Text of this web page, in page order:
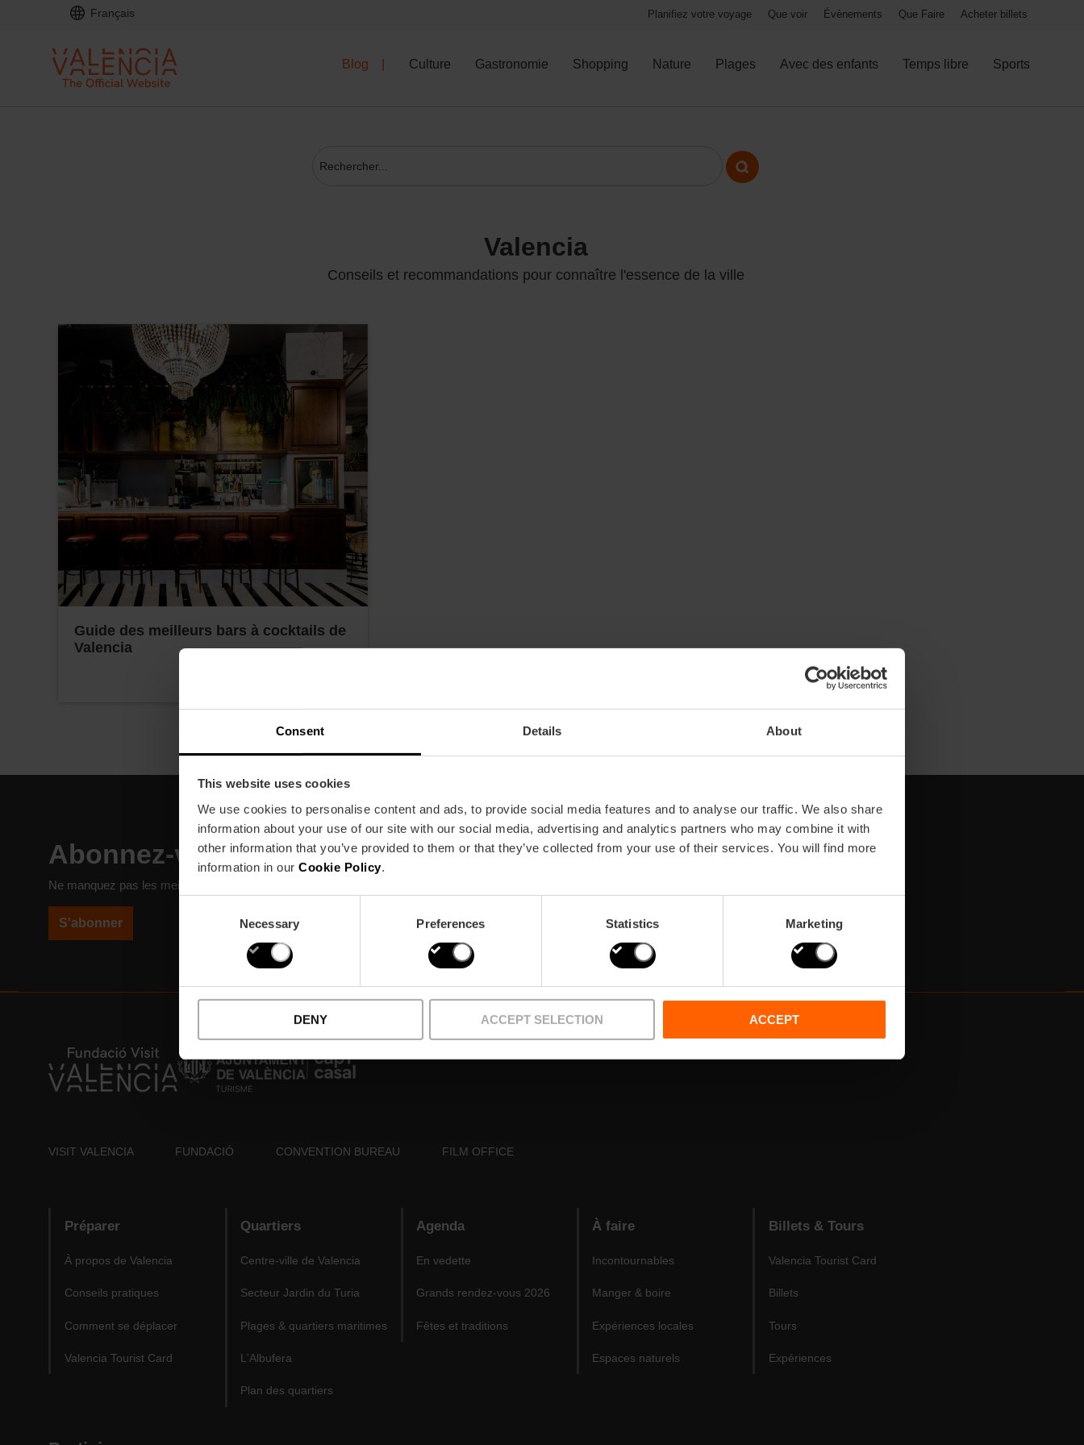
Consent Details About
This website uses cookies
We use cookies to personalise content and ads, to provide social media features and to analyse our traffic. We also share
information about your use of our site with our social media, advertising and analytics partners who may combine it with
other information that you’ve provided to them or that they’ve collected from your use of their services. You will find more
information in our Cookie Policy
Necessary Preferences Statistics Marketing
DENY ACCEPT SELECTION ACCEPT
Français Planifiez votre voyage Que voir Évènements Que Faire Acheter billets
Blog Culture Gastronomie Shopping Nature Plages Avec des enfants Temps libre Sports
valencia
Conseils et recommandations pour connaître l'essence de la ville
Guide des meilleurs bars à cocktails de
Valencia
Abonnez-vous à notre Newsletter!
Ne manquez pas les meilleurs plans à Valencia!
S'abonner
VISIT VALENCIA FUNDACIÓ CONVENTION BUREAU FILM OFFICE
Préparer
À propos de Valencia
Conseils pratiques
Comment se déplacer
Valencia Tourist Card
Quartiers
Centre-ville de Valencia
Secteur Jardin du Turia
Plages & quartiers maritimes
L'Albufera
Plan des quartiers
Agenda
En vedette
Grands rendez-vous 2026
Fêtes et traditions
À faire
Incontournables
Manger & boire
Expériences locales
Espaces naturels
Billets & Tours
Valencia Tourist Card
Billets
Tours
Expériences